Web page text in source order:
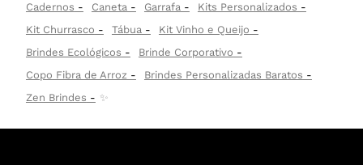
Cadernos
Caneta Garrafa
Kits Personalizados
Kit Churrasco
Tábua
Kit Vinho e Queijo
Brindes Ecológicos
Brinde Corporativo
Copo Fibra de Arroz
Brindes Personalizadas Baratos
Zen Brindes
✨